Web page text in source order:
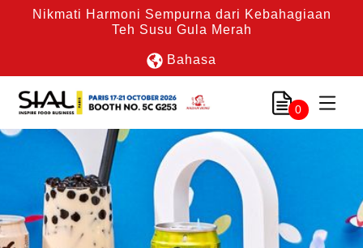
Nikmati Harmoni Sempurna dari Kebahagiaan
Teh Susu Gula Merah
Bahasa
0